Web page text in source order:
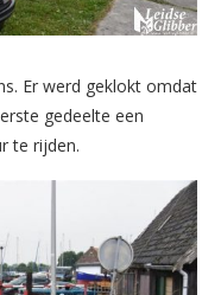
Er werd geklokt omdat
gedeelte een
te rijden.